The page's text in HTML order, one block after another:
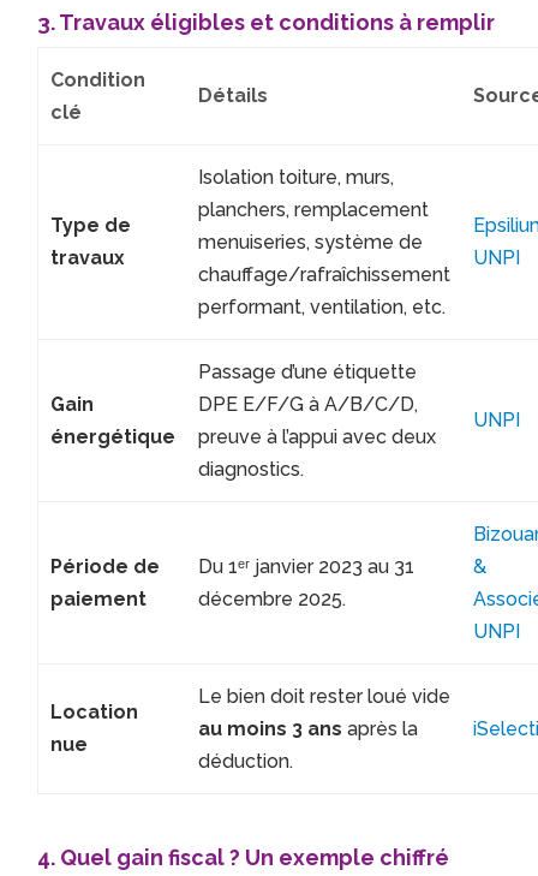
3. Travaux éligibles et conditions à remplir
Condition
clé
Détails
Type de
travaux
Isolation toiture, murs,
planchers, remplacement
menuiseries, système de
chauffage/rafraîchissement
performant, ventilation, etc.
UNPI
Gain
énergétique
Passage d’une étiquette
DPE E/F/G à A/B/C/D,
preuve à l’appui avec deux
diagnostics.
UNPI
Période de
paiement
Du 1ᵉʳ janvier 2023 au 31
décembre 2025.
&
UNPI
Location
nue
Le bien doit rester loué vide
au moins 3 ans après la
déduction.
4. Quel gain fiscal ? Un exemple chiffré